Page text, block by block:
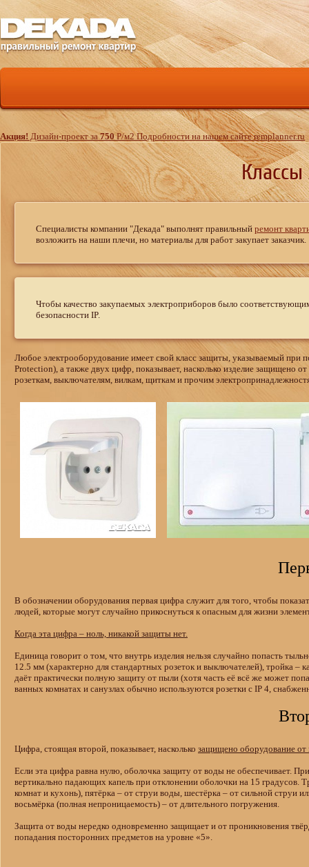
Акция! Дизайн-проект за750 Р/м2 Подробности на нашем сайте remplanner.ru
Специалисты компании "Декада" выполнят правильный ремонт
возложить на наши плечи, но материалы для работ закупает заказчик.
Чтобы качество закупаемых электроприборов было
безопасности IP.
Любое электрооборудование имеет свой класс защиты, указываемый при
Protection), а также двух цифр, показывает, насколько изделие защищено
розеткам, выключателям, вилкам, щиткам и прочим
В обозначении оборудования первая цифра служит для того, чтобы
людей, которые могут случайно прикоснуться к опасным для жизни
Когда эта цифра – ноль, никакой защиты нет.
Единица говорит о том, что внутрь изделия нельзя случайно попасть
12.5 мм (характерно для стандартных розеток и выключателей), тройка
даёт практически полную защиту от пыли (хотя часть её всё же может
ванных комнатах и санузлах обычно используются розетки с IP 4,
Цифра, стоящая второй, показывает, насколько защищено оборудование от
Если эта цифра равна нулю, оболочка защиту от воды не обеспечивает.
вертикально падающих капель при отклонении оболочки на 15
комнат и кухонь), пятёрка – от струи воды, шестёрка – от сильной струи
восьмёрка (полная непроницаемость) – от длительного погружения.
Защита от воды нередко одновременно защищает и от проникновения
попадания посторонних предметов на уровне «5».